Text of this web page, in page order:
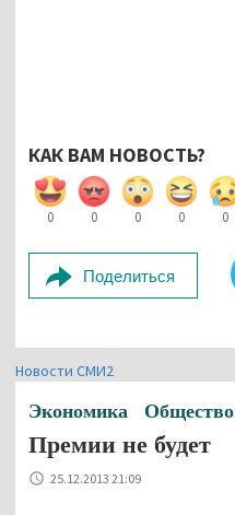
КАК ВАМ НОВОСТЬ?
0 0 0 0 0
Поделиться
Новости СМИ2
Экономика Общество
Премии не будет
25.12.2013 21:09